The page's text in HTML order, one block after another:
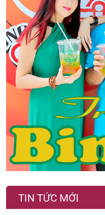
TIN TỨC MỚI